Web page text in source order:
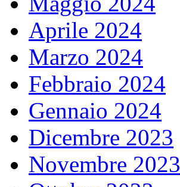
Aprile 2024
Marzo 2024
Febbraio 2024
Gennaio 2024
Dicembre 2023
Novembre 2023